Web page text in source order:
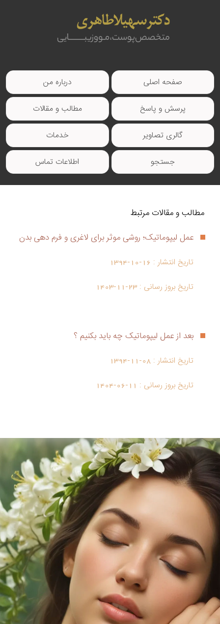
صفحه اصلی درباره من
پرسش و پاسخ مطالب و مقالات
گالری تصاویر خدمات
جستجو اطلاعات تماس
مطالب و مقالات مرتبط
عمل لیپوماتیک؛ روشی موثر برای لاغری و فرم دهی بدن
تاریخ انتشار : 1394-10-16
تاریخ بروز رسانی : 1403-11-23
بعد از عمل لیپوماتیک چه باید بکنیم ؟
تاریخ انتشار : 1394-11-08
تاریخ بروز رسانی : 1404-06-11